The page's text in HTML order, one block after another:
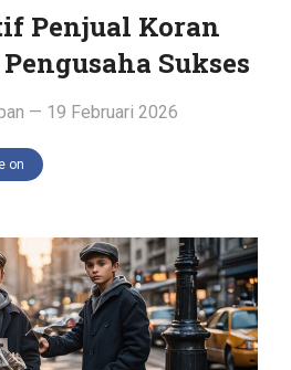
Penjual Koran
Sukses
— 19 Februari 2026
on